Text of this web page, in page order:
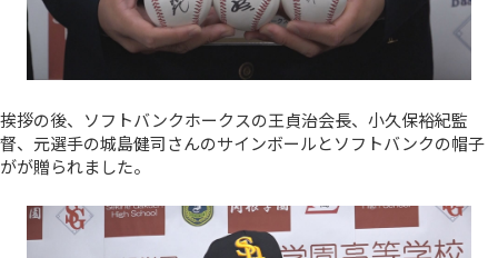
挨拶の後、ソフトバンクホークスの王貞治会長、小久保裕紀監
督、元選手の城島健司さんのサインボールとソフトバンクの帽子
がが贈られました。